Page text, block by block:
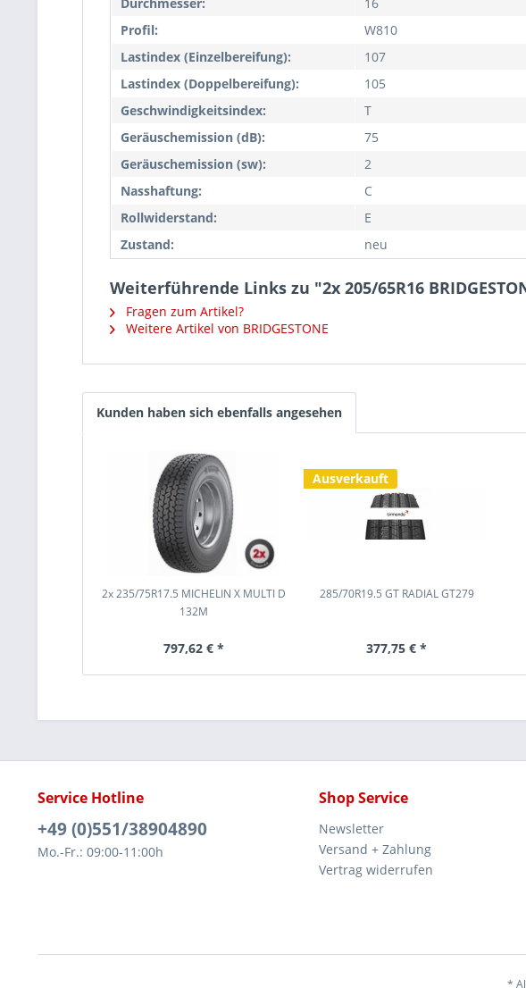
Profil:
W810
Lastindex (Einzelbereifung):
107
Lastindex (Doppelbereifung):
105
Geschwindigkeitsindex:
T
Geräuschemission (dB):
75
Geräuschemission (sw):
2
Nasshaftung:
C
Rollwiderstand:
E
Zustand:
neu
Weiterführende Links zu "2x 205/65R16
Fragen zum Artikel?
Weitere Artikel von BRIDGESTONE
Kunden haben sich ebenfalls angesehen
2x 235/75R17.5 MICHELIN X MULTI D
132M
797,62 € *
Ausverkauft
285/70R19.5 GT RADIAL GT279
377,75 € *
Service Hotline
+49 (0)551/38904890
Mo.-Fr.: 09:00-11:00h
Shop Service
Newsletter
Versand + Zahlung
Vertrag widerrufen
*